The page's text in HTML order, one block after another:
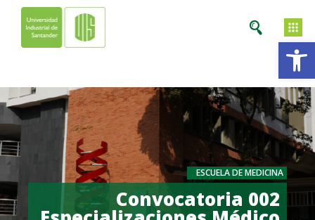
ESCUELA DE MEDICINA
Convocatoria 002